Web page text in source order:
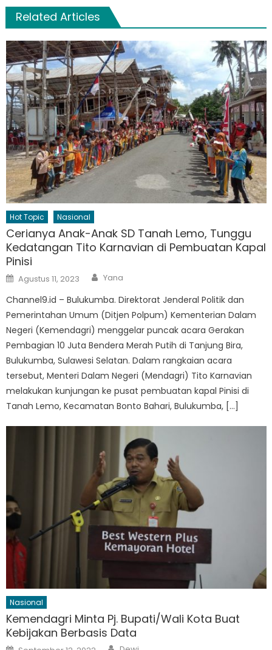
Related Articles
Hot Topic Nasional
Cerianya Anak-Anak SD Tanah Lemo, Tunggu
Kedatangan Tito Karnavian di Pembuatan Kapal
Pinisi
Posted
on
Agustus 11, 2023 Author
Yana
Channel9.id – Bulukumba. Direktorat Jenderal Politik dan
Pemerintahan Umum (Ditjen Polpum) Kementerian Dalam
Negeri (Kemendagri) menggelar puncak acara Gerakan
Pembagian 10 Juta Bendera Merah Putih di Tanjung Bira,
Bulukumba, Sulawesi Selatan. Dalam rangkaian acara
tersebut, Menteri Dalam Negeri (Mendagri) Tito Karnavian
melakukan kunjungan ke pusat pembuatan kapal Pinisi di
Tanah Lemo, Kecamatan Bonto Bahari, Bulukumba, […]
Nasional
Kemendagri Minta Pj. Bupati/Wali Kota Buat
Kebijakan Berbasis Data
Posted Author